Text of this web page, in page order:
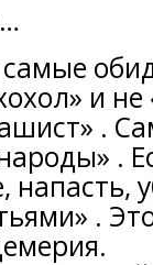
самые
и
.
.
напасть,
.